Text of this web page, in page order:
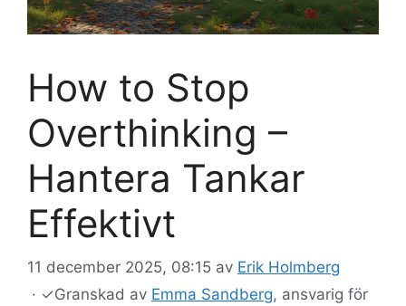
How to Stop
Overthinking –
Hantera Tankar
Effektivt
11 december 2025, 08:15 av Erik Holmberg
· ✓Granskad av Emma Sandberg, ansvarig för